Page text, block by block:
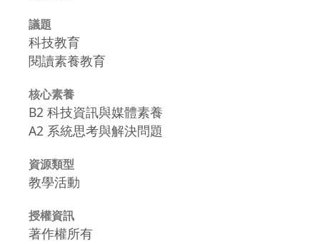
議題
科技教育
閱讀素養教育
核心素養
B2 科技資訊與媒體素養
A2 系統思考與解決問題
資源類型
教學活動
授權資訊
著作權所有